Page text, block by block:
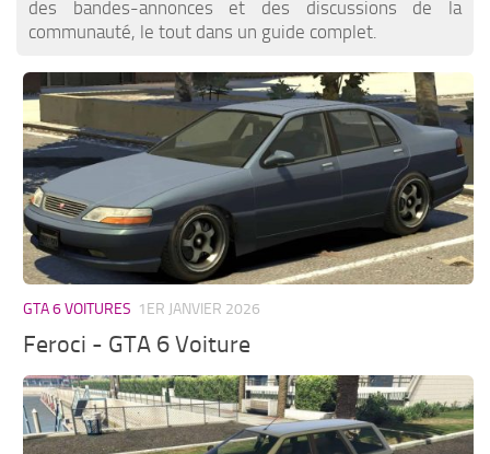
des bandes-annonces et des discussions de la
communauté, le tout dans un guide complet.
GTA 6 VOITURES 1ER JANVIER 2026
Feroci - GTA 6 Voiture